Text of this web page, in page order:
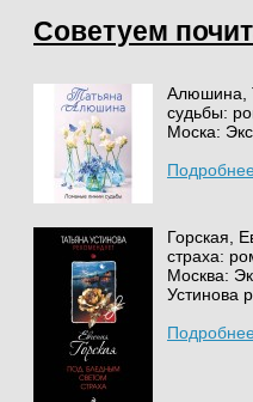
Советуем
Алюшина,
судьбы:
Моска:
Горская,
страха:
Москва:
Устинова